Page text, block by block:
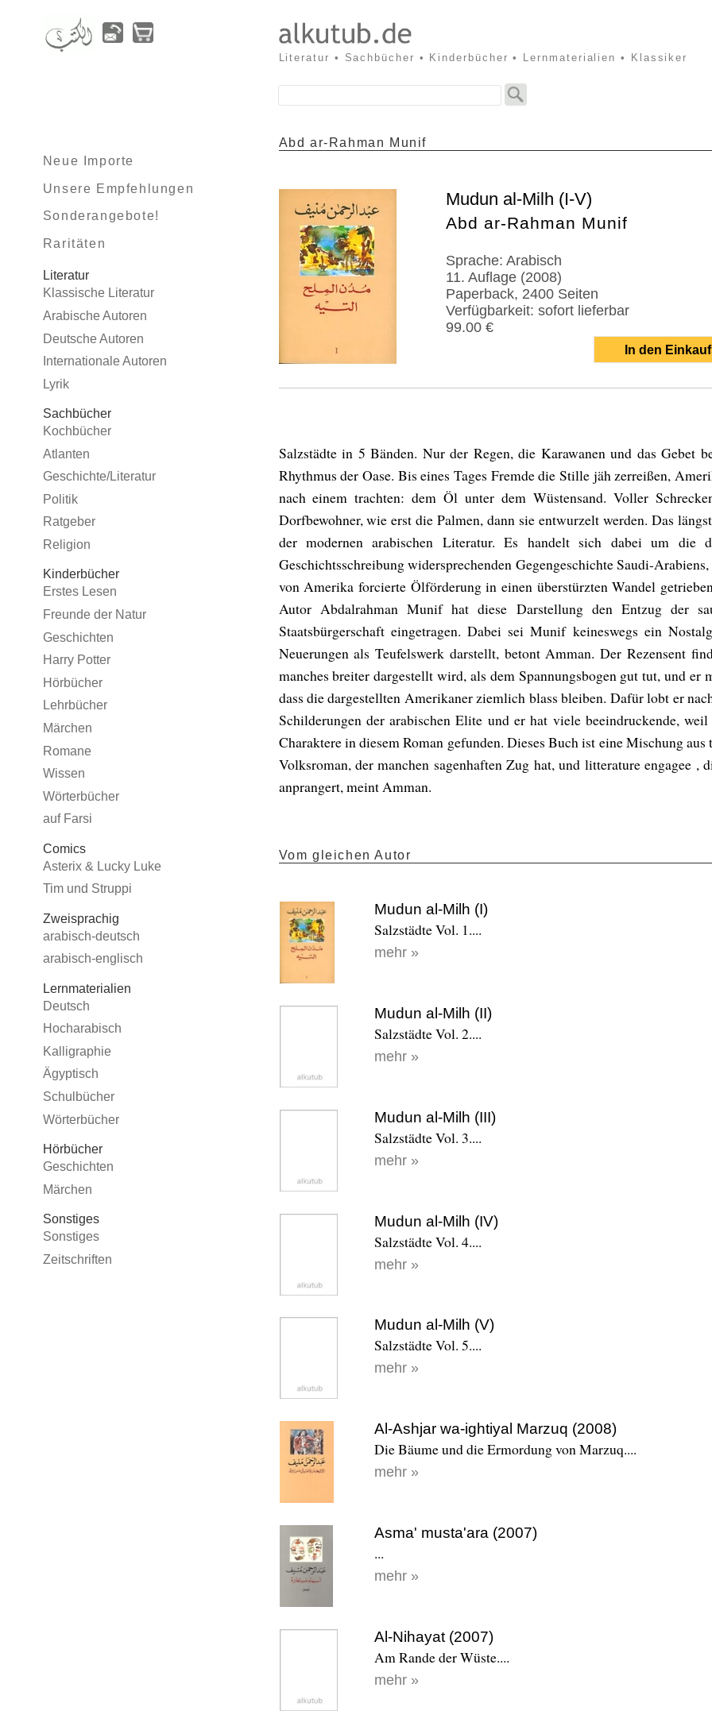
Literatur • Sachbücher • Kinderbücher • Lernmaterialien • Klassiker
Neue Importe
Unsere Empfehlungen
Sonderangebote!
Raritäten
Literatur
Klassische Literatur
Arabische Autoren
Deutsche Autoren
Internationale Autoren
Lyrik
Sachbücher
Kochbücher
Atlanten
Geschichte/Literatur
Politik
Ratgeber
Religion
Kinderbücher
Erstes Lesen
Freunde der Natur
Geschichten
Harry Potter
Hörbücher
Lehrbücher
Märchen
Romane
Wissen
Wörterbücher
auf Farsi
Comics
Asterix & Lucky Luke
Tim und Struppi
Zweisprachig
arabisch-deutsch
arabisch-englisch
Lernmaterialien
Deutsch
Hocharabisch
Kalligraphie
Ägyptisch
Schulbücher
Wörterbücher
Hörbücher
Geschichten
Märchen
Sonstiges
Sonstiges
Zeitschriften
Abd ar-Rahman Munif
Mudun al-Milh (I-V)
Abd ar-Rahman Munif
Sprache: Arabisch
11. Auflage (2008)
Paperback, 2400 Seiten
Verfügbarkeit: sofort lieferbar
99.00 €
In den
Salzstädte in 5 Bänden. Nur der Regen, die Karawanen und das Gebet
Rhythmus der Oase. Bis eines Tages Fremde die Stille jäh zerreißen,
nach einem trachten: dem Öl unter dem Wüstensand. Voller
Dorfbewohner, wie erst die Palmen, dann sie entwurzelt werden. Das
der modernen arabischen Literatur. Es handelt sich dabei um die
Geschichtsschreibung widersprechenden Gegengeschichte Saudi-
von Amerika forcierte Ölförderung in einen überstürzten Wandel
Autor Abdalrahman Munif hat diese Darstellung den Entzug der
Staatsbürgerschaft eingetragen. Dabei sei Munif keineswegs ein
Neuerungen als Teufelswerk darstellt, betont Amman. Der Rezensent
manches breiter dargestellt wird, als dem Spannungsbogen gut tut, und er
dass die dargestellten Amerikaner ziemlich blass bleiben. Dafür lobt er
Schilderungen der arabischen Elite und er hat viele beeindruckende,
Charaktere in diesem Roman gefunden. Dieses Buch ist eine Mischung
Volksroman, der manchen sagenhaften Zug hat, und litterature engagee ,
anprangert, meint Amman.
Vom gleichen Autor
Mudun al-Milh (I)
Salzstädte Vol. 1....
mehr »
Mudun al-Milh (II)
Salzstädte Vol. 2....
mehr »
Mudun al-Milh (III)
Salzstädte Vol. 3....
mehr »
Mudun al-Milh (IV)
Salzstädte Vol. 4....
mehr »
Mudun al-Milh (V)
Salzstädte Vol. 5....
mehr »
Al-Ashjar wa-ightiyal Marzuq (2008)
Die Bäume und die Ermordung von Marzuq....
mehr »
Asma' musta'ara (2007)
...
mehr »
Al-Nihayat (2007)
Am Rande der Wüste....
mehr »